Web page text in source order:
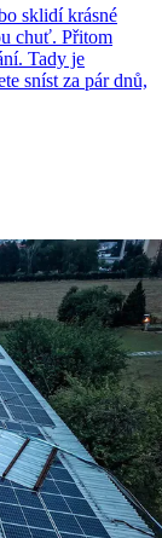
sklidí krásné
chuť. Přitom
Tady je
sníst za pár dnů,